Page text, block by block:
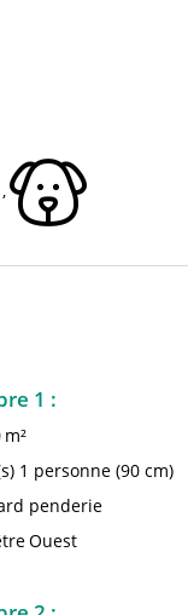
1 :
m²
1 personne (90 cm)
penderie
Ouest